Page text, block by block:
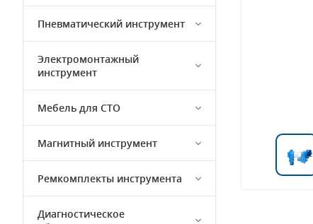
Пневматический инструмент
Электромонтажный
инструмент
Мебель для СТО
Магнитный инструмент
Ремкомплекты инструмента
Диагностическое